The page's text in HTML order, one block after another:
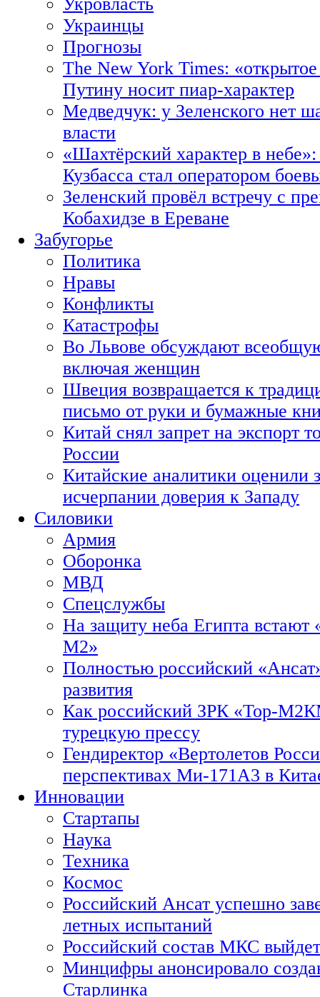
Украинцы
Прогнозы
The New York Times:
Путину носит пиар-характер
Медведчук: у Зеленского нет
власти
«Шахтёрский характер в
Кузбасса стал оператором
Зеленский провёл встречу с
Кобахидзе в Ереване
Забугорье
Политика
Нравы
Конфликты
Катастрофы
Во Львове обсуждают
включая женщин
Швеция возвращается к
письмо от руки и бумажные
Китай снял запрет на экспорт
России
Китайские аналитики оценили
исчерпании доверия к Западу
Силовики
Армия
Оборонка
МВД
Спецслужбы
На защиту неба Египта встают
М2»
Полностью российский
развития
Как российский ЗРК «Тор-
турецкую прессу
Гендиректор «Вертолетов
перспективах Ми-171А3 в
Инновации
Стартапы
Наука
Техника
Космос
Российский Ансат успешно
летных испытаний
Российский состав МКС
Минцифры анонсировало
Старлинка